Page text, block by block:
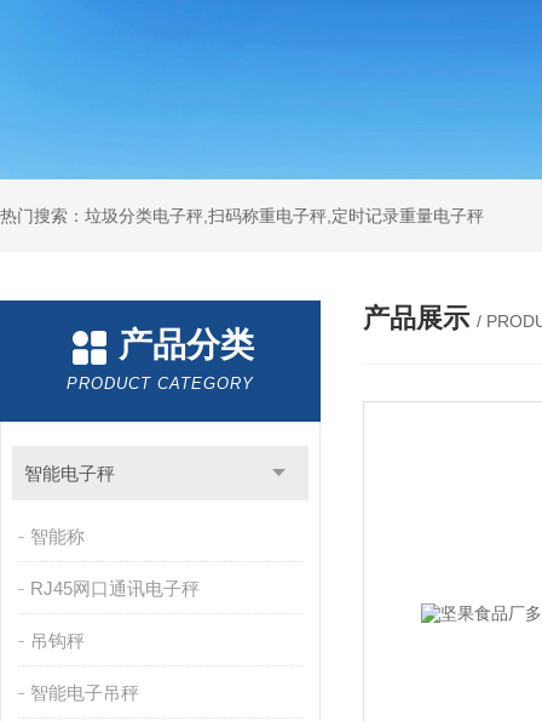
热门搜索：垃圾分类电子秤,扫码称重电子秤,定时记录重量电子秤
产品分类
PRODUCT CATEGORY
智能电子秤
智能称
RJ45网口通讯电子秤
吊钩秤
智能电子吊秤
产品展示 /